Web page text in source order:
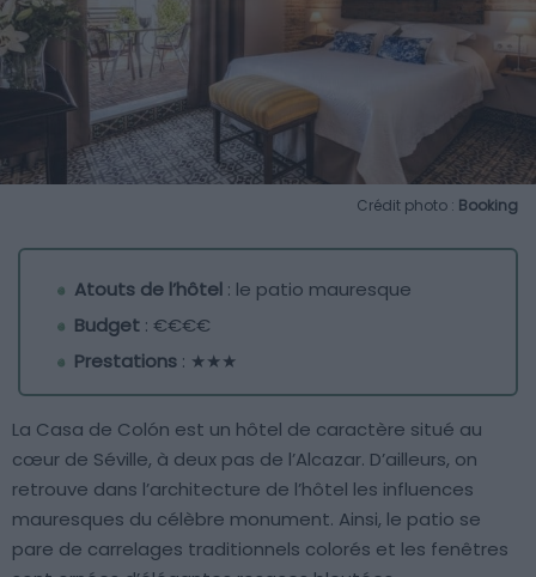
Crédit photo : Booking
Atouts de l’hôtel : le patio mauresque
Budget : €€€€
Prestations : ★★★
La Casa de Colón est un hôtel de caractère situé au
cœur de Séville, à deux pas de l’Alcazar. D’ailleurs, on
retrouve dans l’architecture de l’hôtel les influences
mauresques du célèbre monument. Ainsi, le patio se
pare de carrelages traditionnels colorés et les fenêtres